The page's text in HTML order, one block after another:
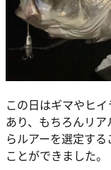
この日はギマやヒ
あり、もちろんリ
らルアーを選定す
ことができました。